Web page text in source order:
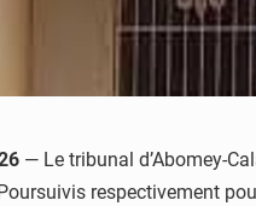
— Le tribunal d’Abomey-
respectivement